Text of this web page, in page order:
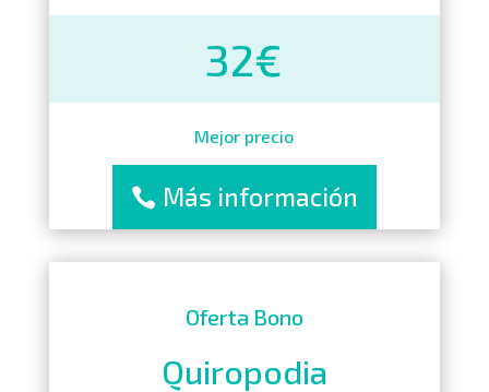
32€
Mejor precio
Más información
Oferta Bono
Quiropodia